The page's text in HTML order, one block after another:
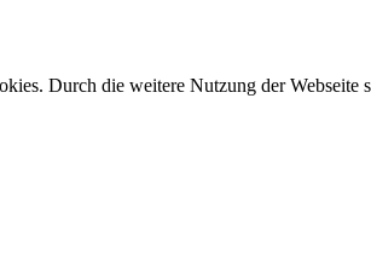
Durch die weitere Nutzung der Webseite